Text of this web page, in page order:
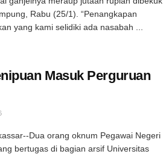
Rabu (25/1). “Penangkapan
yang kami selidiki ada nasabah ...
Masuk Perguruan
Dua orang oknum Pegawai Negeri
bertugas di bagian arsif Universitas